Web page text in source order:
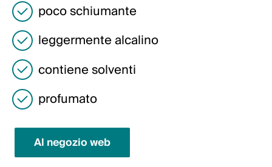
Français
Italiano
English
Austria
Deutsch
English
poco schiumante
leggermente alcalino
contiene solventi
profumato
Al negozio web